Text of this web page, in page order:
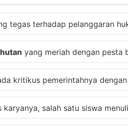
tegas terhadap pelanggaran
yang meriah dengan pesta
kritikus pemerintahnya
karyanya, salah satu siswa